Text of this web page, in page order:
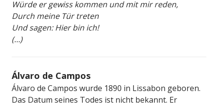
Würde er gewiss kommen und mit mir reden,
Durch meine Tür treten
Und sagen: Hier bin ich!
(…)
Álvaro de Campos
Álvaro de Campos wurde 1890 in Lissabon geboren.
Das Datum seines Todes ist nicht bekannt. Er